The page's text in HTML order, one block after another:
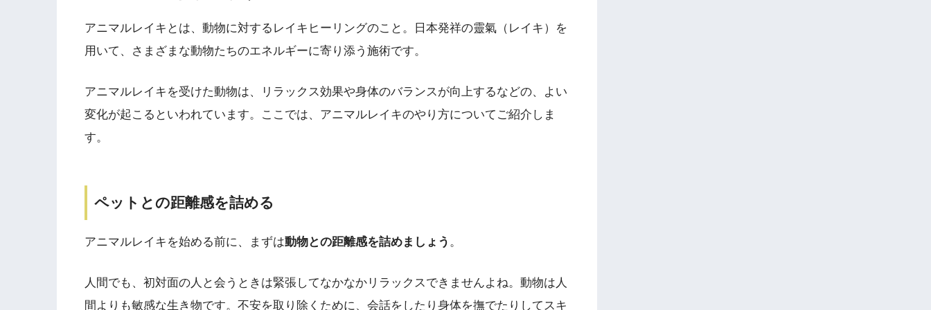
アニマルレイキとは、動物に対するレイキヒーリングのこと。日本発祥の靈氣（レイキ）を
用いて、さまざまな動物たちのエネルギーに寄り添う施術です。
アニマルレイキを受けた動物は、リラックス効果や身体のバランスが向上するなどの、よい
変化が起こるといわれています。ここでは、アニマルレイキのやり方についてご紹介しま
す。
ペットとの距離感を詰める
アニマルレイキを始める前に、まずは動物との距離感を詰めましょう 。
人間でも、初対面の人と会うときは緊張してなかなかリラックスできませんよね。動物は人
間よりも敏感な生き物です。不安を取り除くために、会話をしたり身体を撫でたりしてスキ